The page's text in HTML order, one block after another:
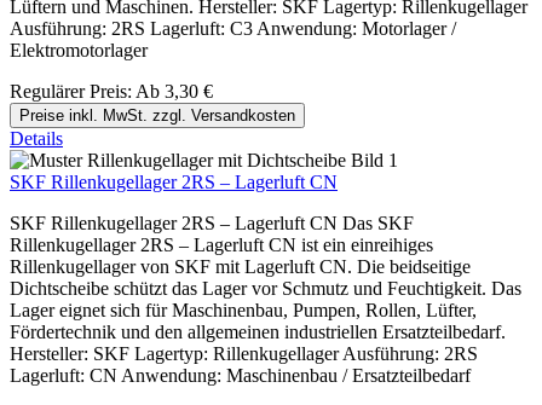
Lüftern und Maschinen. Hersteller: SKF Lagertyp: Rillenkugellager
Ausführung: 2RS Lagerluft: C3 Anwendung: Motorlager /
Elektromotorlager
Regulärer Preis: Ab 3,30 €
Preise inkl. MwSt. zzgl. Versandkosten
Details
SKF Rillenkugellager 2RS – Lagerluft CN
SKF Rillenkugellager 2RS – Lagerluft CN Das SKF
Rillenkugellager 2RS – Lagerluft CN ist ein einreihiges
Rillenkugellager von SKF mit Lagerluft CN. Die beidseitige
Dichtscheibe schützt das Lager vor Schmutz und Feuchtigkeit. Das
Lager eignet sich für Maschinenbau, Pumpen, Rollen, Lüfter,
Fördertechnik und den allgemeinen industriellen Ersatzteilbedarf.
Hersteller: SKF Lagertyp: Rillenkugellager Ausführung: 2RS
Lagerluft: CN Anwendung: Maschinenbau / Ersatzteilbedarf